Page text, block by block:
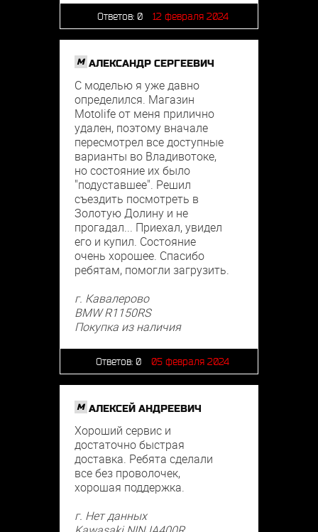
Ответов: 0 12 февраля 2024
M АЛЕКСАНДР СЕРГЕЕВИЧ
С моделью я уже давно
определился. Магазин
Motolife от меня прилично
удален, поэтому вначале
пересмотрел все доступные
варианты во Владивотоке,
но состояние их было
"подуставшее". Решил
съездить посмотреть в
Золотую Долину и не
прогадал... Приехал, увидел
его и купил. Состояние
очень хорошее. Спасибо
ребятам, помогли загрузить.
г. Кавалерово
BMW R1150RS
Покупка из наличия
Ответов: 0 05 февраля 2024
M АЛЕКСЕЙ АНДРЕЕВИЧ
Хороший сервис и
достаточно быстрая
доставка. Ребята сделали
все без проволочек,
хорошая поддержка.
г. Нет данных